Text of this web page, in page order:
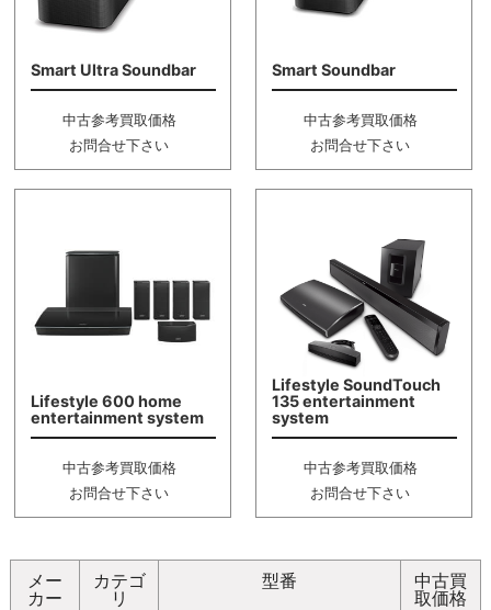
Smart Ultra Soundbar
中古参考買取価格
お問合せ下さい
Smart Soundbar
中古参考買取価格
お問合せ下さい
Lifestyle 600 home
entertainment system
中古参考買取価格
お問合せ下さい
Lifestyle SoundTouch
135 entertainment
system
中古参考買取価格
お問合せ下さい
メー
カー
カテゴ
リ
型番
中古買
取価格